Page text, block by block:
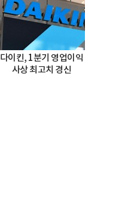
다이킨, 1분기 영업이익
사상 최고치 경신